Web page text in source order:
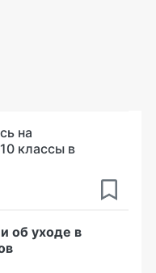
на
классы в
об уходе в